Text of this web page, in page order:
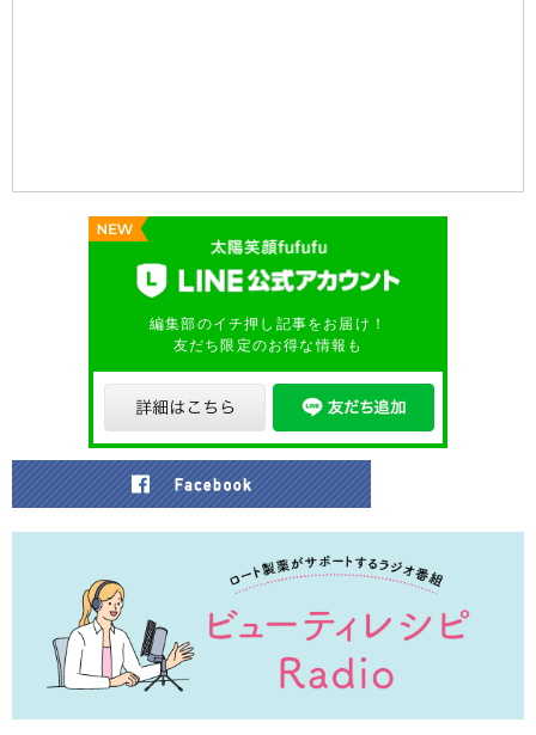
編集部のイチ押し記事をお届け！
友だち限定のお得な情報も